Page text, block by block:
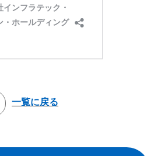
一覧に戻る